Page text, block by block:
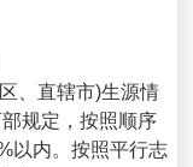
、直辖市)生源情
规定，按照顺序
以内。按照平行志